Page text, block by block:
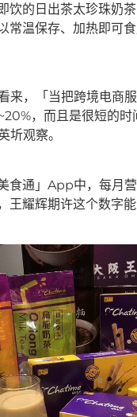
饮的日出茶太珍珠奶
常温保存、加热即可
来，「当把跨境电商
，而且是很短的时
圻观察。
食通」App中，每月
王耀辉期许这个数字